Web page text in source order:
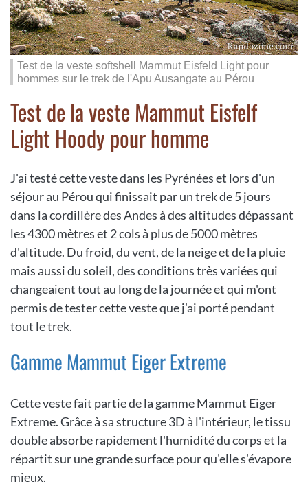
Test de la veste softshell Mammut Eisfeld Light pour
hommes sur le trek de l'Apu Ausangate au Pérou
Test de la veste Mammut Eisfelf
Light Hoody pour homme
J'ai testé cette veste dans les Pyrénées et lors d'un
séjour au Pérou qui finissait par un trek de 5 jours
dans la cordillère des Andes à des altitudes dépassant
les 4300 mètres et 2 cols à plus de 5000 mètres
d'altitude. Du froid, du vent, de la neige et de la pluie
mais aussi du soleil, des conditions très variées qui
changeaient tout au long de la journée et qui m'ont
permis de tester cette veste que j'ai porté pendant
tout le trek.
Gamme Mammut Eiger Extreme
Cette veste fait partie de la gamme Mammut Eiger
Extreme. Grâce à sa structure 3D à l'intérieur, le tissu
double absorbe rapidement l'humidité du corps et la
répartit sur une grande surface pour qu'elle s'évapore
mieux.